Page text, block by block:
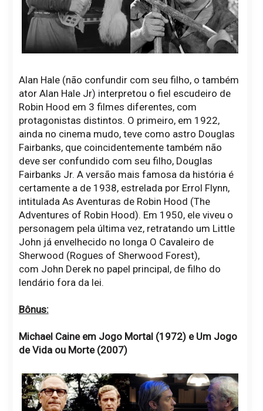
Alan Hale (não confundir com seu filho, o também
ator Alan Hale Jr) interpretou o fiel escudeiro de
Robin Hood em 3 filmes diferentes, com
protagonistas distintos. O primeiro, em 1922,
ainda no cinema mudo, teve como astro Douglas
Fairbanks, que coincidentemente também não
deve ser confundido com seu filho, Douglas
Fairbanks Jr. A versão mais famosa da história é
certamente a de 1938, estrelada por Errol Flynn,
intitulada As Aventuras de Robin Hood (The
Adventures of Robin Hood). Em 1950, ele viveu o
personagem pela última vez, retratando um Little
John já envelhecido no longa O Cavaleiro de
Sherwood (Rogues of Sherwood Forest),
com John Derek no papel principal, de filho do
lendário fora da lei.
Bônus:
Michael Caine em Jogo Mortal (1972) e Um Jogo
de Vida ou Morte (2007)